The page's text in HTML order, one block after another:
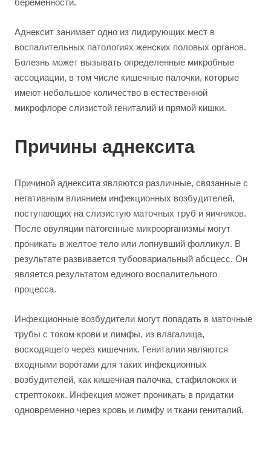
беременности.
Аднексит занимает одно из лидирующих мест в
воспалительных патологиях женских половых органов.
Болезнь может вызывать определенные микробные
ассоциации, в том числе кишечные палочки, которые
имеют небольшое количество в естественной
микрофлоре слизистой гениталий и прямой кишки.
Причины аднексита
Причиной аднексита являются различные, связанные с
негативным влиянием инфекционных возбудителей,
поступающих на слизистую маточных труб и яичников.
После овуляции патогенные микроорганизмы могут
проникать в желтое тело или лопнувший фолликул. В
результате развивается тубоовариальный абсцесс. Он
является результатом единого воспалительного
процесса.
Инфекционные возбудители могут попадать в маточные
трубы с током крови и лимфы, из влагалища,
восходящего через кишечник. Гениталии являются
входными воротами для таких инфекционных
возбудителей, как кишечная палочка, стафилококк и
стрептококк. Инфекция может проникать в придатки
одновременно через кровь и лимфу и ткани гениталий.